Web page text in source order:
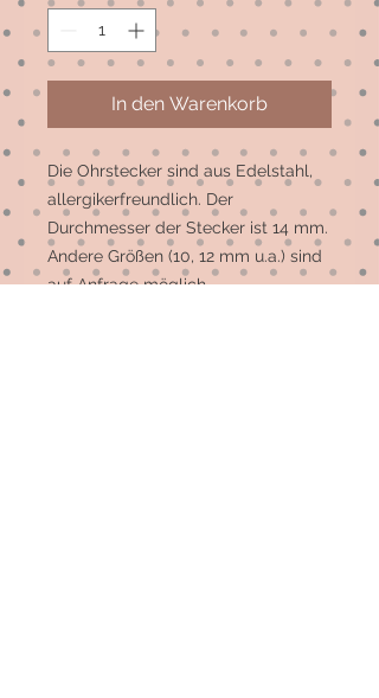
In den Warenkorb
Die Ohrstecker sind aus Edelstahl,
allergikerfreundlich. Der
Durchmesser der Stecker ist 14 mm.
Andere Größen (10, 12 mm u.a.) sind
auf Anfrage möglich.